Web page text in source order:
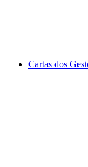
Cartas dos